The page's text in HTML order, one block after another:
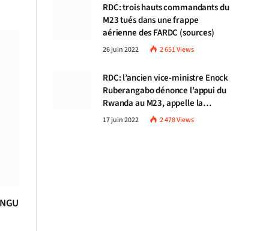
RDC: trois hauts commandants du
M23 tués dans une frappe
aérienne des FARDC (sources)
26 juin 2022 2 651Views
RDC: l’ancien vice-ministre Enock
Ruberangabo dénonce l’appui du
Rwanda au M23, appelle la
communauté internationale à
stopper Kigali
17 juin 2022 2 478Views